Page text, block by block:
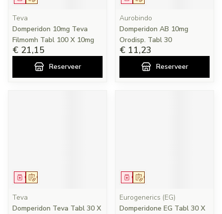
Teva
Domperidon 10mg Teva
Filmomh Tabl 100 X 10mg
€ 21,15
Reserveer
Aurobindo
Domperidon AB 10mg
Orodisp. Tabl 30
€ 11,23
Reserveer
Op voorschrift
Geneesmiddel
Teva
Domperidon Teva Tabl 30 X
Op voorschrift
Geneesmiddel
Eurogenerics (EG)
Domperidone EG Tabl 30 X